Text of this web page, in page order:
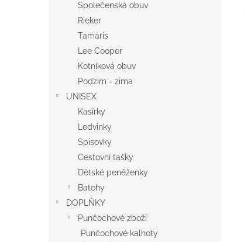
Společenská obuv
Rieker
Tamaris
Lee Cooper
Kotníková obuv
Podzim - zima
UNISEX
Kasírky
Ledvinky
Spisovky
Cestovní tašky
Dětské peněženky
Batohy
DOPLŇKY
Punčochové zboží
Punčochové kalhoty